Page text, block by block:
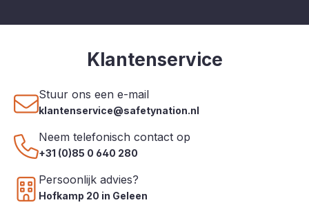
Klantenservice
Stuur ons een e-mail
klantenservice@safetynation.nl
Neem telefonisch contact op
+31 (0)85 0 640 280
Persoonlijk advies?
Hofkamp 20 in Geleen